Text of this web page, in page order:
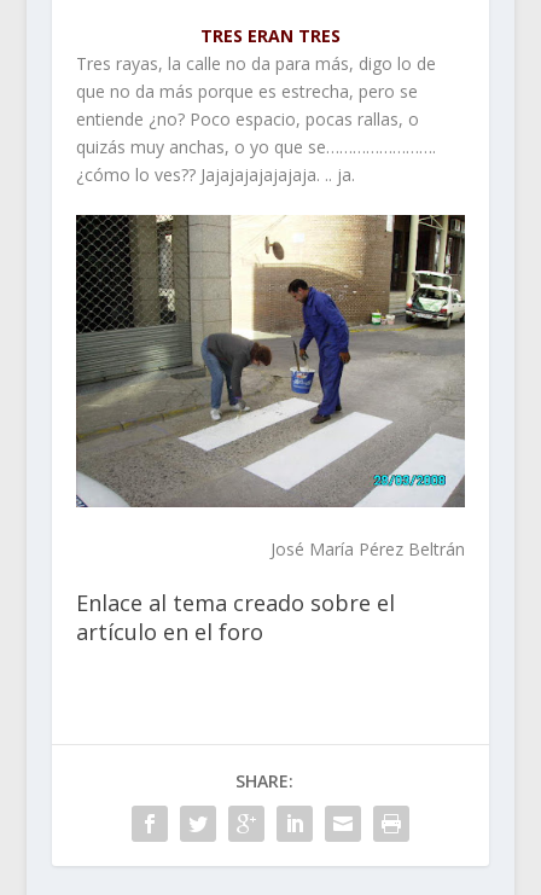
TRES ERAN TRES
Tres rayas, la calle no da para más, digo lo de
que no da más porque es estrecha, pero se
entiende ¿no? Poco espacio, pocas rallas, o
quizás muy anchas, o yo que se…………………….
¿cómo lo ves?? Jajajajajajajaja. .. ja.
José María Pérez Beltrán
Enlace al tema creado sobre el
artículo en el foro
SHARE: